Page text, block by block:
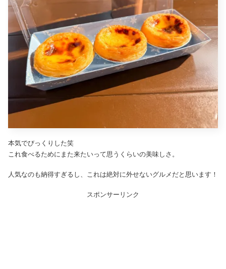
本気でびっくりした笑
これ食べるためにまた来たいって思うくらいの美味しさ。
人気なのも納得すぎるし、これは絶対に外せないグルメだと思います！
スポンサーリンク